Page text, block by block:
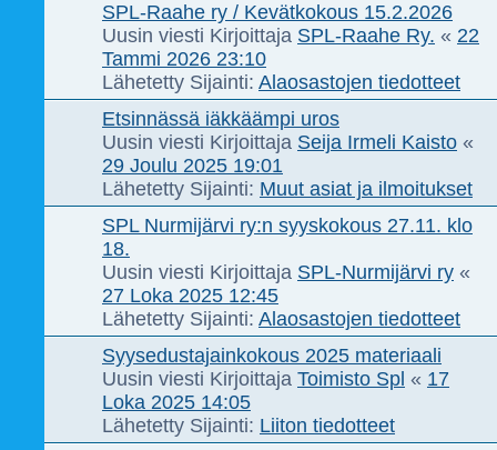
SPL-Raahe ry / Kevätkokous 15.2.2026
Uusin viesti Kirjoittaja SPL-Raahe Ry. « 22
Tammi 2026 23:10
Lähetetty Sijainti: Alaosastojen tiedotteet
Etsinnässä iäkkäämpi uros
Uusin viesti Kirjoittaja Seija Irmeli Kaisto «
29 Joulu 2025 19:01
Lähetetty Sijainti: Muut asiat ja ilmoitukset
SPL Nurmijärvi ry:n syyskokous 27.11. klo
18.
Uusin viesti Kirjoittaja SPL-Nurmijärvi ry «
27 Loka 2025 12:45
Lähetetty Sijainti: Alaosastojen tiedotteet
Syysedustajainkokous 2025 materiaali
Uusin viesti Kirjoittaja Toimisto Spl « 17
Loka 2025 14:05
Lähetetty Sijainti: Liiton tiedotteet